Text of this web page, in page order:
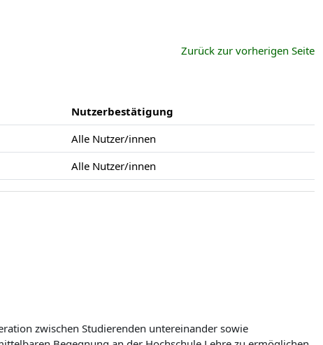
Zurück zur vorherigen Seite
Nutzerbestätigung
Alle Nutzer/innen
Alle Nutzer/innen
zwischen Studierenden untereinander sowie